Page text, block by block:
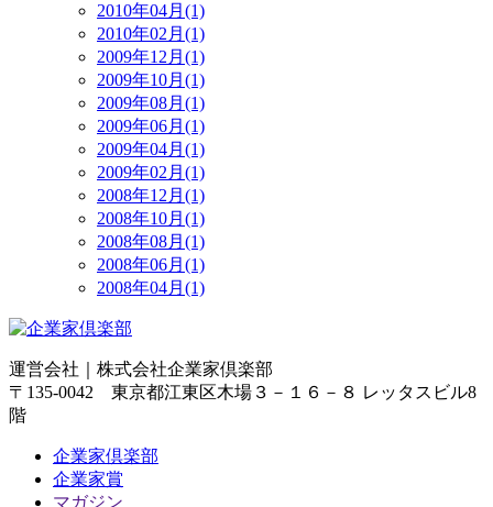
2010年04月(1)
2010年02月(1)
2009年12月(1)
2009年10月(1)
2009年08月(1)
2009年06月(1)
2009年04月(1)
2009年02月(1)
2008年12月(1)
2008年10月(1)
2008年08月(1)
2008年06月(1)
2008年04月(1)
運営会社｜ 株式会社企業家倶楽部
〒135-0042 東京都江東区木場３－１６－８ レッタスビル8
階
企業家倶楽部
企業家賞
マガジン